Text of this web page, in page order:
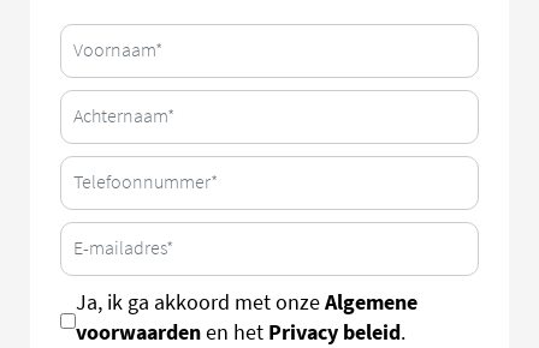
Ja, ik ga akkoord met onzeAlgemene
voorwaardenen het Privacy beleid.